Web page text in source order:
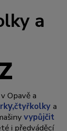
a
Opavě a
y,čtyřkolkya
vypůjčit
i předváděcí